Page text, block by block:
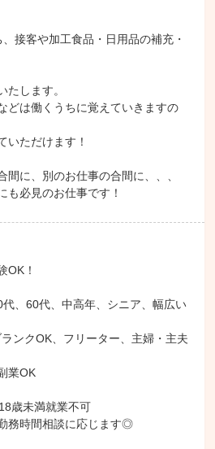
接客や加工食品・日用品の補充・
たします。
どは働くうちに覚えていきますの
いただけます！
間に、別のお仕事の合間に、、、
も必見のお仕事です！
OK！
代、60代、中高年、シニア、幅広い
ンクOK、フリーター、主婦・主夫
業OK
歳未満就業不可
務時間相談に応じます◎